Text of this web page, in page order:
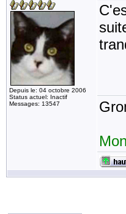
Depuis le: 04 octobre 2006
Status actuel: Inactif
Messages: 13547